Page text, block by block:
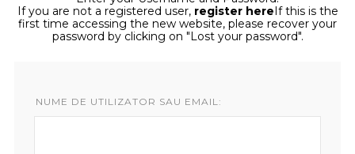
If you are not a registered user, register hereIf this is the
first time accessing the new website, please recover your
password by clicking on "Lost your password".
NUME DE UTILIZATOR SAU EMAIL: